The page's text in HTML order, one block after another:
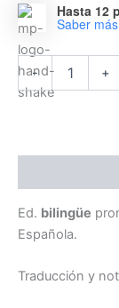
Hasta 12
Saber más
-
Obras
Completas
de
Sermones
(4º)
184-
272
+
Ed. bilingüe
Española.
Traducción y